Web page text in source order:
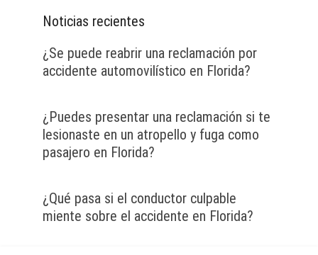
Noticias recientes
¿Se puede reabrir una reclamación por
accidente automovilístico en Florida?
¿Puedes presentar una reclamación si te
lesionaste en un atropello y fuga como
pasajero en Florida?
¿Qué pasa si el conductor culpable
miente sobre el accidente en Florida?